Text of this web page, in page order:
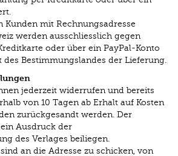
Kunden mit Rechnungsadresse
werden ausschliesslich gegen
oder über ein PayPal-Konto
des Bestimmungslandes der Lieferung.
jederzeit widerrufen und bereits
von 10 Tagen ab Erhalt auf Kosten
zurückgesandt werden. Der
Ausdruck der
des Verlages beiliegen.
an die Adresse zu schicken, von